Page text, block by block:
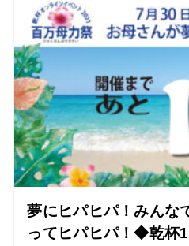
夢にヒパヒパ！みんな
ってヒパヒパ！◆乾杯